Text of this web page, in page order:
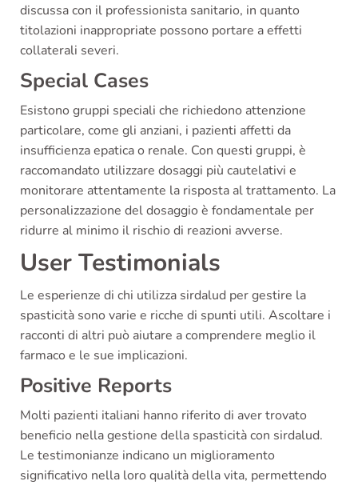
discussa con il professionista sanitario, in quanto
titolazioni inappropriate possono portare a effetti
collaterali severi.
Special Cases
Esistono gruppi speciali che richiedono attenzione
particolare, come gli anziani, i pazienti affetti da
insufficienza epatica o renale. Con questi gruppi, è
raccomandato utilizzare dosaggi più cautelativi e
monitorare attentamente la risposta al trattamento. La
personalizzazione del dosaggio è fondamentale per
ridurre al minimo il rischio di reazioni avverse.
User Testimonials
Le esperienze di chi utilizza sirdalud per gestire la
spasticità sono varie e ricche di spunti utili. Ascoltare i
racconti di altri può aiutare a comprendere meglio il
farmaco e le sue implicazioni.
Positive Reports
Molti pazienti italiani hanno riferito di aver trovato
beneficio nella gestione della spasticità con sirdalud.
Le testimonianze indicano un miglioramento
significativo nella loro qualità della vita, permettendo